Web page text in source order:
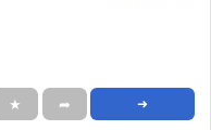
★ ➦ ➜